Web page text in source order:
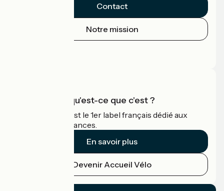
Contact
Notre mission
Accueil Vélo qu'est-ce que c'est ?
Accueil Vélo c'est le 1er label français dédié aux
cyclistes en vacances.
En savoir plus
Devenir Accueil Vélo